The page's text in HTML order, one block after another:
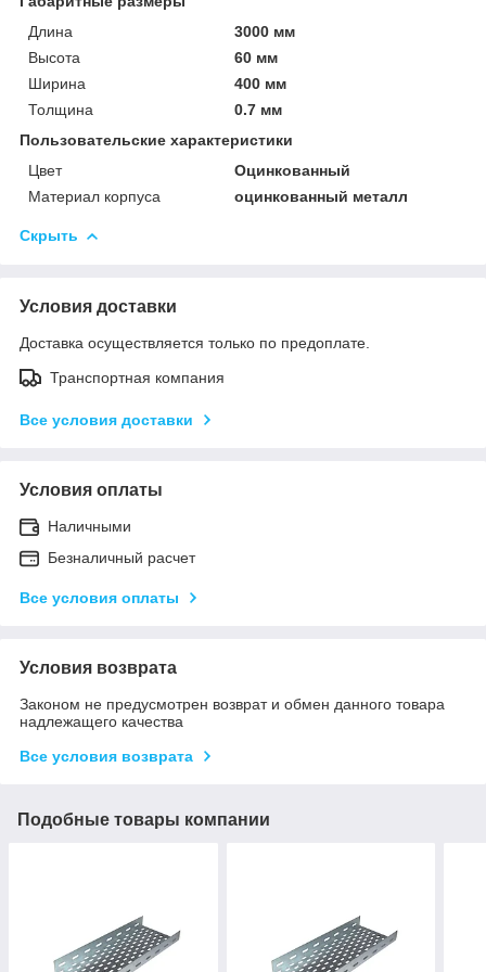
Длина
3000 мм
Высота
60 мм
Ширина
400 мм
Толщина
0.7 мм
Пользовательские характеристики
Цвет
Оцинкованный
Материал корпуса
оцинкованный металл
Скрыть
Условия доставки
Доставка осуществляется только по предоплате.
Транспортная компания
Все условия доставки
Условия оплаты
Наличными
Безналичный расчет
Все условия оплаты
Условия возврата
Законом не предусмотрен возврат и обмен данного товара
надлежащего качества
Все условия возврата
Подобные товары компании